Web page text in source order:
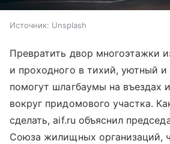
Источник: Unsplash
Превратить двор многоэтажки
и проходного в тихий, уютный и
помогут шлагбаумы на въездах
вокруг придомового участка.
сделать, aif.ru объяснил
Союза жилищных организаций,